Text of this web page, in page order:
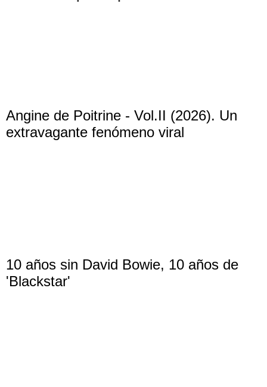
Angine de Poitrine - Vol.II (2026). Un
extravagante fenómeno viral
10 años sin David Bowie, 10 años de
'Blackstar'